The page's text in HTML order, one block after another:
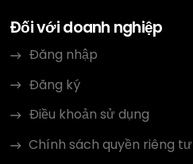
Đối với doanh nghiệp
Đăng nhập
Đăng ký
Điều khoản sử dụng
Chính sách quyền riêng tư